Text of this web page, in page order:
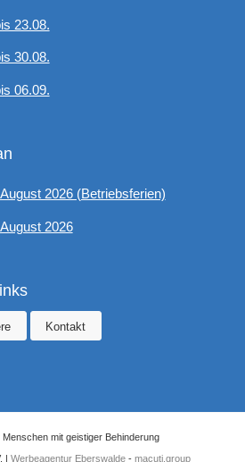
23.08.
30.08.
06.09.
2026 (Betriebsferien)
2026
Kontakt
mit geistiger Behinderung
| Werbeagentur Eberswalde- macuti.group